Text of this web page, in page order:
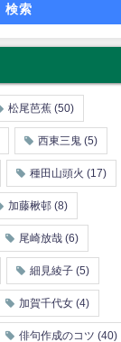
検索
松尾芭蕉 (50)
西東三鬼 (5)
種田山頭火 (17)
加藤楸邨 (8)
尾崎放哉 (6)
細見綾子 (5)
加賀千代女 (4)
俳句作成のコツ (40)